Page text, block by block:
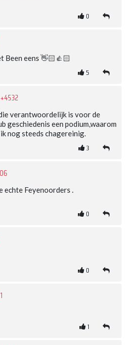
0
Been eens 👋🏻👍🏻
5
+4532
verantwoordelijk is voor de
geschiedenis een podium,waarom
nog steeds chagereinig.
3
echte Feyenoorders .
0
0
1